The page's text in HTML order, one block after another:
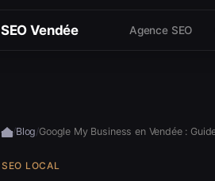
SEO Vendée Agence SEO
/Blog/
SEO LOCAL